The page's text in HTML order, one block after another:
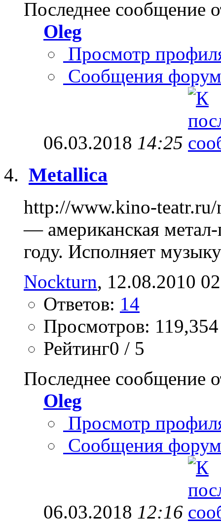
Последнее сообщение
Oleg
Просмотр
Сообщения
06.03.2018 14:25
Metallica
http://www.kino-
— американская метал-
году. Исполняет
Nockturn, 12.08.2010
Ответов: 14
Просмотров: 119,354
Рейтинг0 / 5
Последнее сообщение
Oleg
Просмотр
Сообщения
06.03.2018 12:16